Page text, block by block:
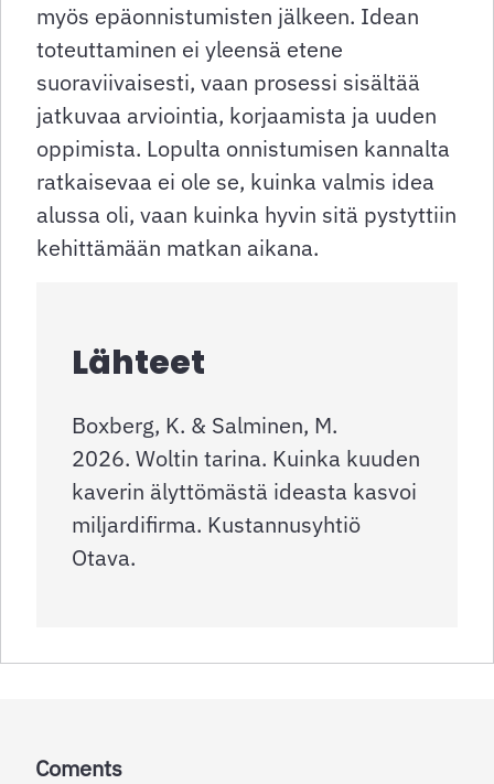
myös epäonnistumisten jälkeen. Idean
toteuttaminen ei yleensä etene
suoraviivaisesti, vaan prosessi sisältää
jatkuvaa arviointia, korjaamista ja uuden
oppimista. Lopulta onnistumisen kannalta
ratkaisevaa ei ole se, kuinka valmis idea
alussa oli, vaan kuinka hyvin sitä pystyttiin
kehittämään matkan aikana.
Lähteet
Boxberg, K. & Salminen, M.
2026. Woltin tarina. Kuinka kuuden
kaverin älyttömästä ideasta kasvoi
miljardifirma. Kustannusyhtiö
Otava.
Coments